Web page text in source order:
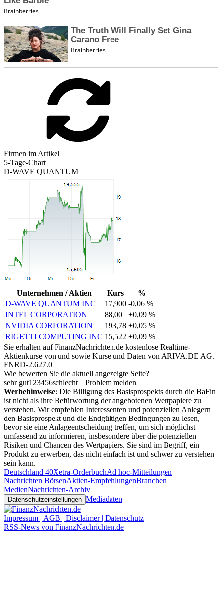
Firmen im Artikel
5-Tage-Chart
D-WAVE QUANTUM
Unternehmen / Aktien Kurs
%
D-WAVE QUANTUM INC
17,900 -0,06 %
INTEL CORPORATION
88,00
+0,09 %
NVIDIA CORPORATION
193,78 +0,05 %
RIGETTI COMPUTING INC 15,522 +0,09 %
Sie erhalten auf FinanzNachrichten.de kostenlose Realtime-
Aktienkurse von und sowie Kurse und Daten von ARIVA.DE AG.
FNRD-2.627.0
Wie bewerten Sie die aktuell angezeigte Seite?
sehr gut1 23456schlecht
Problem melden
Werbehinweise: Die Billigung des Basisprospekts durch die BaFin
ist nicht als ihre Befürwortung der angebotenen Wertpapiere zu
verstehen. Wir empfehlen Interessenten und potenziellen Anlegern
den Basisprospekt und die Endgültigen Bedingungen zu lesen,
bevor sie eine Anlageentscheidung treffen, um sich möglichst
umfassend zu informieren, insbesondere über die potenziellen
Risiken und Chancen des Wertpapiers. Sie sind im Begriff, ein
Produkt zu erwerben, das nicht einfach ist und schwer zu verstehen
sein kann.
Deutschland 40Xetra-OrderbuchAd hoc-Mitteilungen
Nachrichten BörsenAktien-EmpfehlungenBranchen
MedienNachrichten-Archiv
Datenschutzeinstellungen Mediadaten
Impressum | AGB | Disclaimer | Datenschutz
RSS-News von FinanzNachrichten.de